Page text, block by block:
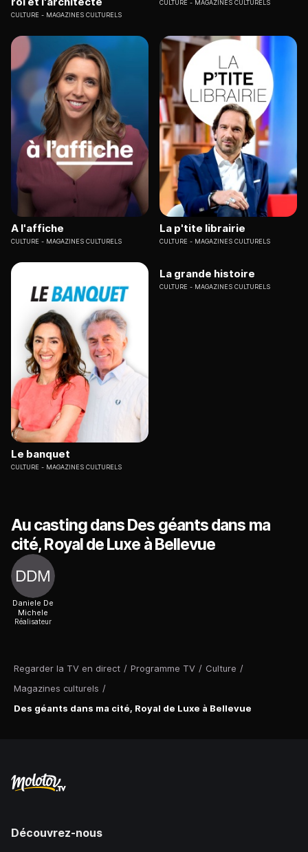
Regarder la TV en direct / Programme TV / Culture /
Magazines culturels /
Des géants dans ma cité, Royal de Luxe à Bellevue
CULTURE MAGAZINES CULTURELS
CULTURE MAGAZINES CULTURELS
A l'affiche
CULTURE MAGAZINES CULTURELS
La p'tite librairie
CULTURE MAGAZINES CULTURELS
Le banquet
CULTURE MAGAZINES CULTURELS
La grande histoire
CULTURE MAGAZINES CULTURELS
Au casting dans Des géants dans ma
cité, Royal de Luxe à Bellevue
Daniele De
Michele
Réalisateur
Découvrez-nous